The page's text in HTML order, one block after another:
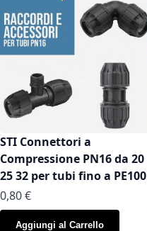
STI Connettori a
Compressione PN16 da 20
25 32 per tubi fino a PE100
As low as
0,80 €
Aggiungi al Carrello